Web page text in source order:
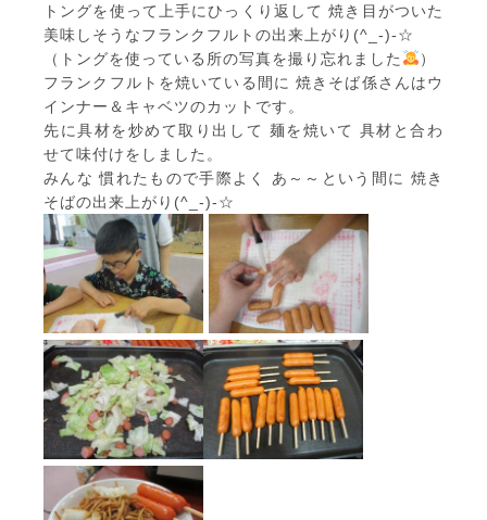
トングを使って上手にひっくり返して 焼き目がついた
美味しそうなフランクフルトの出来上がり(^_-)-☆
（トングを使っている所の写真を撮り忘れました
）
フランクフルトを焼いている間に 焼きそば係さんはウ
インナー＆キャベツのカットです。
先に具材を炒めて取り出して 麺を焼いて 具材と合わ
せて味付けをしました。
みんな 慣れたもので手際よく あ～～という間に 焼き
そばの出来上がり(^_-)-☆